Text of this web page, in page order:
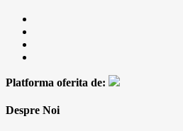
Platforma oferita de:
Despre Noi